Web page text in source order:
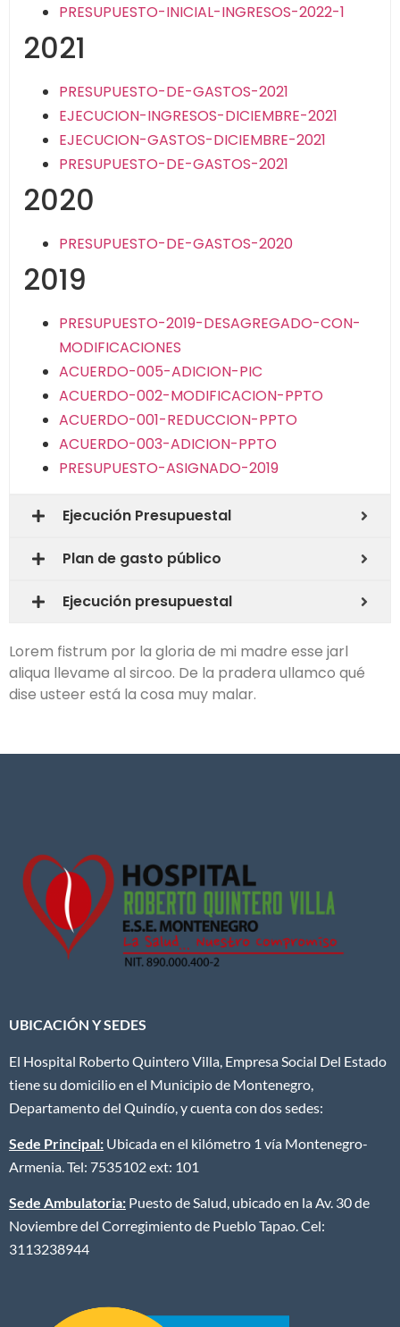
PRESUPUESTO-INICIAL-INGRESOS-2022-1
2021
PRESUPUESTO-DE-GASTOS-2021
EJECUCION-INGRESOS-DICIEMBRE-2021
EJECUCION-GASTOS-DICIEMBRE-2021
PRESUPUESTO-DE-GASTOS-2021
2020
PRESUPUESTO-DE-GASTOS-2020
2019
PRESUPUESTO-2019-DESAGREGADO-CON-
MODIFICACIONES
ACUERDO-005-ADICION-PIC
ACUERDO-002-MODIFICACION-PPTO
ACUERDO-001-REDUCCION-PPTO
ACUERDO-003-ADICION-PPTO
PRESUPUESTO-ASIGNADO-2019
Ejecución Presupuestal
Plan de gasto público
Ejecución presupuestal
Lorem fistrum por la gloria de mi madre esse jarl
aliqua llevame al sircoo. De la pradera ullamco qué
dise usteer está la cosa muy malar.
UBICACIÓN Y SEDES
El Hospital Roberto Quintero Villa, Empresa Social Del Estado
tiene su domicilio en el Municipio de Montenegro,
Departamento del Quindío, y cuenta con dos sedes:
Sede Principal: Ubicada en el kilómetro 1 vía Montenegro-
Armenia. Tel: 7535102 ext: 101
Sede Ambulatoria: Puesto de Salud, ubicado en la Av. 30 de
Noviembre del Corregimiento de Pueblo Tapao. Cel:
3113238944